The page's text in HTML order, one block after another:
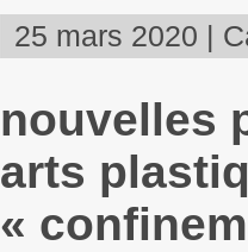
25 mars 2020 |
nouvelles
arts
«